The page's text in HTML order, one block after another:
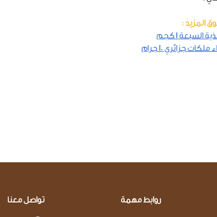
المزيد :
السبعة 1 كجم
ملكات جزائري 10 جرام
روابط مهمة تواصل معنا